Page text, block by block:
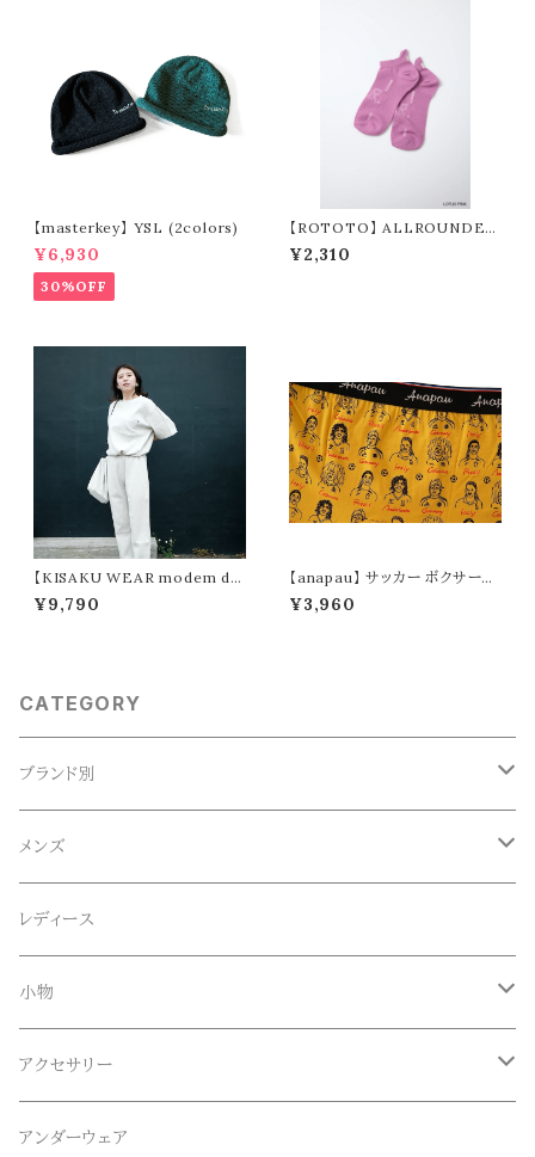
【masterkey】 YSL (2colors)
¥6,930
30%OFF
【ROTOTO】 ALLROUNDER
TECH-MESH "NO SHOW" R
1595
¥2,310
【KISAKU WEAR modem de
sign】kisaku waffle
¥9,790
【anapau】 サッカー ボクサーパ
ンツ P-2209
¥3,960
CATEGORY
ブランド別
ACE SNKR(エーススニーカー)
Anapau,Seaing,ANAPAU UG
Blundstone(ブランドストーン)
CameOne(ケイムワン)
CANDY DESIGN&WORKS(CDW)
メンズ
トップス
Tシャツ
ロンT
ボトムス
ロング
ショート
セットアップ
シューズ
レディース
小物
帽子、マフラー、手袋
メガネ、サングラス
アクセサリー
リング
アンダーウェア